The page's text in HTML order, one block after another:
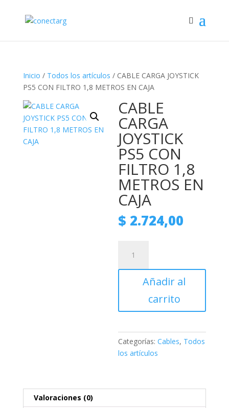
Inicio / Todos los artículos / CABLE CARGA JOYSTICK
PS5 CON FILTRO 1,8 METROS EN CAJA
CABLE
CARGA
JOYSTICK
PS5 CON
FILTRO 1,8
METROS EN
CAJA
$ 2.724,00
CARGA
JOYSTICK
EN
CAJA
Añadir al
carrito
Categorías:Cables, Todos
los artículos
Valoraciones (0)